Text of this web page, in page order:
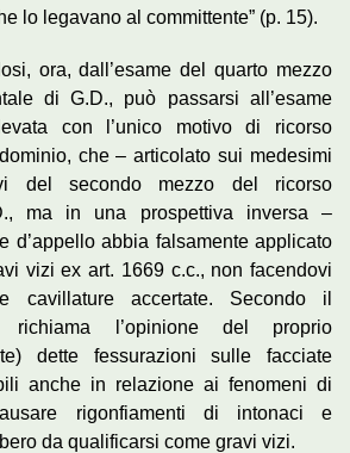
lo legavano al committente” (p. 15).
ora, dall’esame del quarto mezzo
di G.D., può passarsi all’esame
con l’unico motivo di ricorso
che – articolato sui medesimi
del secondo mezzo del ricorso
ma in una prospettiva inversa –
d’appello abbia falsamente applicato
vizi ex art. 1669 c.c., non facendovi
cavillature accertate. Secondo il
richiama l’opinione del proprio
dette fessurazioni sulle facciate
anche in relazione ai fenomeni di
rigonfiamenti di intonaci e
da qualificarsi come gravi vizi.